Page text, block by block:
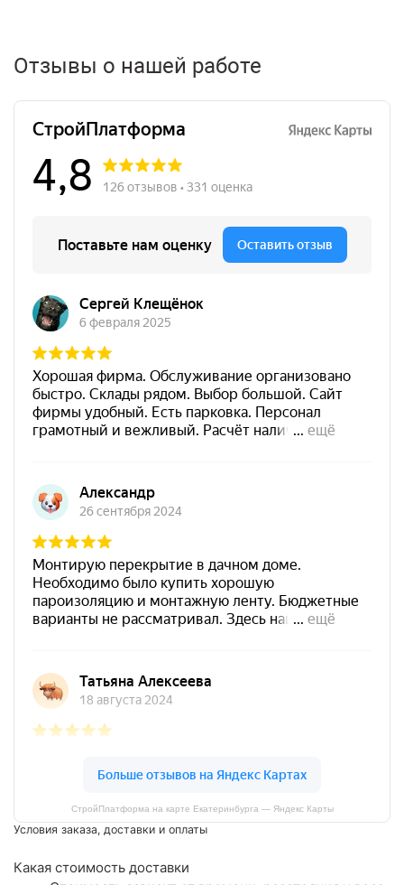
Отзывы о нашей работе
СтройПлатформа на карте Екатеринбурга — Яндекс Карты
Условия заказа, доставки и оплаты
Какая стоимость доставки